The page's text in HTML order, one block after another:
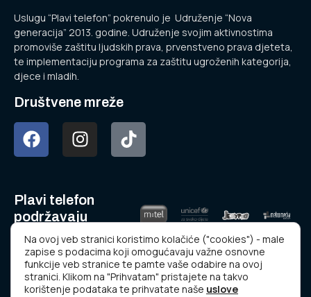
Uslugu “Plavi telefon” pokrenulo je Udruženje “Nova
generacija” 2013. godine. Udruženje svojim aktivnostima
promoviše zaštitu ljudskih prava, prvenstveno prava djeteta,
te implementaciju programa za zaštitu ugroženih kategorija,
djece i mladih.
Društvene mreže
Plavi telefon
podržavaju
Na ovoj veb stranici koristimo kolačiće ("cookies") - male
zapise s podacima koji omogućavaju važne osnovne
funkcije veb stranice te pamte vaše odabire na ovoj
stranici. Klikom na "Prihvatam" pristajete na takvo
korištenje podataka te prihvatate naše uslove